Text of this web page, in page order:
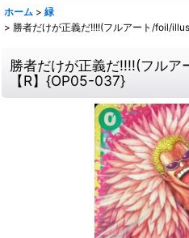
ホーム > 緑
> 勝者だけが正義だ!!!!(フルアート/foil/
勝者だけが正義だ!!!!(フル
【R】{OP05-037}